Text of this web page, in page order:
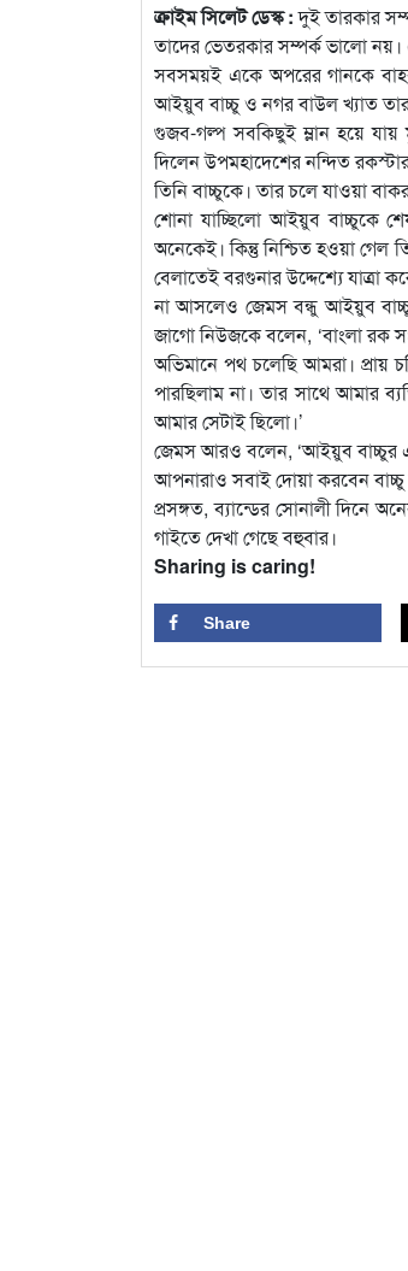
ক্রাইম সিলেট ডেস্ক :দুই তারকার
তাদের ভেতরকার সম্পর্ক ভালো
সবসময়ই একে অপরের গানকে
আইয়ুব বাচ্চু ও নগর বাউল খ্যাত
গুজব-গল্প সবকিছুই ম্লান হয়ে যায়
দিলেন উপমহাদেশের নন্দিত
তিনি বাচ্চুকে। তার চলে যাওয়া
শোনা যাচ্ছিলো আইয়ুব বাচ্চুকে
অনেকেই। কিন্তু নিশ্চিত হওয়া
বেলাতেই বরগুনার উদ্দেশ্যে যাত্রা
না আসলেও জেমস বন্ধু আইয়ুব
জাগো নিউজকে বলেন, ‘বাংলা রক
অভিমানে পথ চলেছি আমরা। প্রায়
পারছিলাম না। তার সাথে আমার
আমার সেটাই ছিলো।’
জেমস আরও বলেন, ‘আইয়ুব বাচ্চুর এই
আপনারাও সবাই দোয়া করবেন বাচ্চু
প্রসঙ্গত, ব্যান্ডের সোনালী দিনে
গাইতে দেখা গেছে বহুবার।
Sharing is caring!
Share